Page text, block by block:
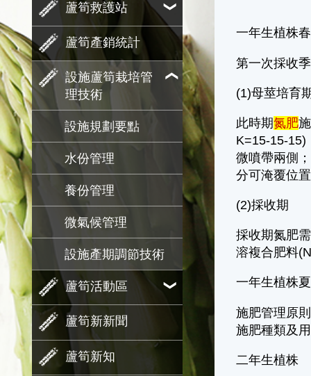
蘆筍救護站
蘆筍產銷統計
設施蘆筍栽培管
理技術
設施規劃要點
水份管理
養份管理
微氣候管理
設施產期調節技術
蘆筍活動區
蘆筍新新聞
蘆筍新知
一年生植株
第一次採收
(1)母莖培育
此時期氮肥
K=15-15-15)
微噴帶兩側
分可淹覆位
(2)採收期
採收期氮肥
溶複合肥料
一年生植株
施肥管理原
施肥種類及
二年生植株